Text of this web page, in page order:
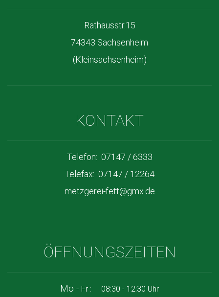
Rathausstr.15
74343 Sachsenheim
(Kleinsachsenheim)
KONTAKT
Telefon: 07147 / 6333
Telefax: 07147 / 12264
metzgerei-fett@gmx.de
ÖFFNUNGSZEITEN
Mo - Fr : 08:30 - 12:30 Uhr